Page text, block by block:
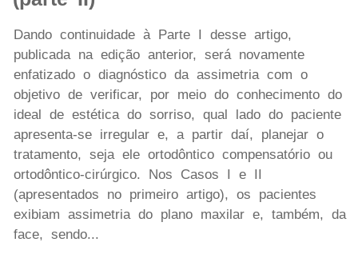
Dando continuidade à Parte I desse artigo,
publicada na edição anterior, será novamente
enfatizado o diagnóstico da assimetria com o
objetivo de verificar, por meio do conhecimento do
ideal de estética do sorriso, qual lado do paciente
apresenta-se irregular e, a partir daí, planejar o
tratamento, seja ele ortodôntico compensatório ou
ortodôntico-cirúrgico. Nos Casos I e II
(apresentados no primeiro artigo), os pacientes
exibiam assimetria do plano maxilar e, também, da
face, sendo...